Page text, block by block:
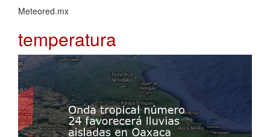
Meteored.mx
temperatura